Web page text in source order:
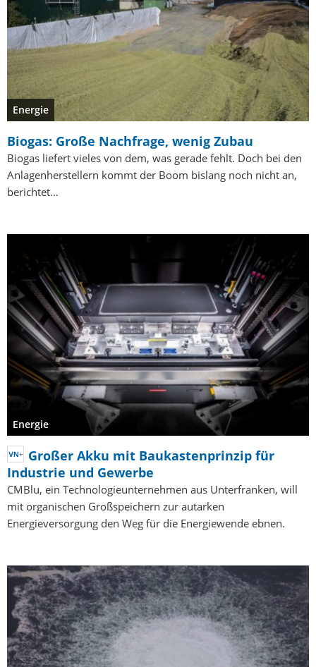
Energie
Biogas: Große Nachfrage, wenig Zubau
Biogas liefert vieles von dem, was gerade fehlt. Doch bei den
Anlagenherstellern kommt der Boom bislang noch nicht an,
berichtet…
Energie
Großer Akku mit Baukastenprinzip für
Industrie und Gewerbe
CMBlu, ein Technologieunternehmen aus Unterfranken, will
mit organischen Großspeichern zur autarken
Energieversorgung den Weg für die Energiewende ebnen.